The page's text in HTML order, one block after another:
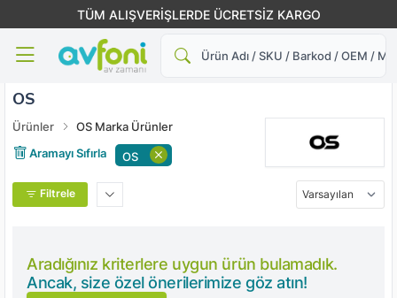
TÜM ALIŞVERİŞLERDE ÜCRETSİZ KARGO
Ara
OS
Ürünler
OS Marka Ürünler
Aramayı Sıfırla
OS
Filtrele
Aradığınız kriterlere uygun ürün bulamadık.
Ancak, size özel önerilerimize göz atın!